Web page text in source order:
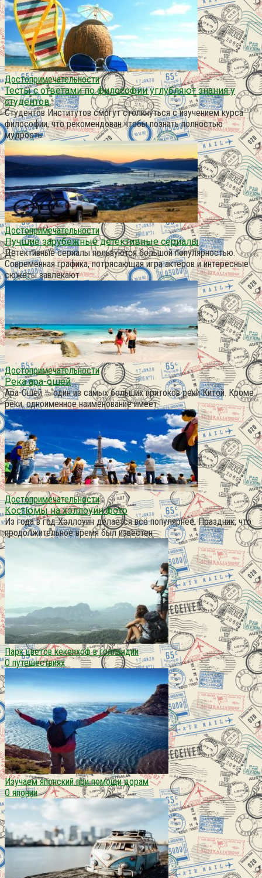
Достопримечательности
Тесты с ответами по философии углубляют знания у
студентов
Студентов Институтов смогут столкнуться с изучением курса
философии, что рекомендован чтобы познать полностью
мудрость
Достопримечательности
Лучшие зарубежные детективные сериалы
Детективные сериалы пользуются большой популярностью.
Современная графика, потрясающая игра актеров и интересные
сюжеты завлекают
Достопримечательности
Река ара-ошей
Ара-Ошей — один из самых больших притоков реки Китой. Кроме
реки, одноименное наименование имеет
Достопримечательности
Костюмы на хэллоуин фото
Из года в год Хэллоуин делается всё популярнее. Праздник, что
продолжительное время был известен
Парк цветов кекенхоф в голландии
О путешествиях
Изучаем японский при помощи дорам
О японии